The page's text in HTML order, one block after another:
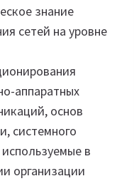
знание
сетей на уровне
аппаратных
основ
системного
в
организации